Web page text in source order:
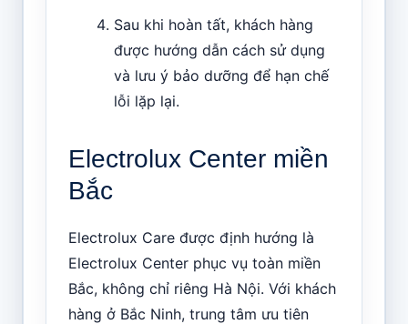
Sau khi hoàn tất, khách hàng
được hướng dẫn cách sử dụng
và lưu ý bảo dưỡng để hạn chế
lỗi lặp lại.
Electrolux Center miền
Bắc
Electrolux Care được định hướng là
Electrolux Center phục vụ toàn miền
Bắc, không chỉ riêng Hà Nội. Với khách
hàng ở Bắc Ninh, trung tâm ưu tiên